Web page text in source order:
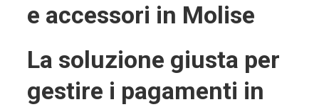
e accessori in Molise
La soluzione giusta per
gestire i pagamenti in